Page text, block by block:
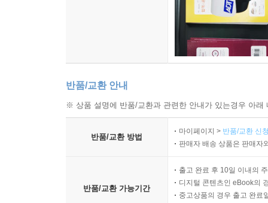
반품/교환 안내
※ 상품 설명에 반품/교환과 관련한 안내가 있는경우 아
반품/교환 방법
마이페이지 > 반품/교환 신
판매자 배송 상품은 판매자
반품/교환 가능기간
출고 완료 후 10일 이내의
디지털 콘텐츠인 eBook의
중고상품의 경우 출고 완료